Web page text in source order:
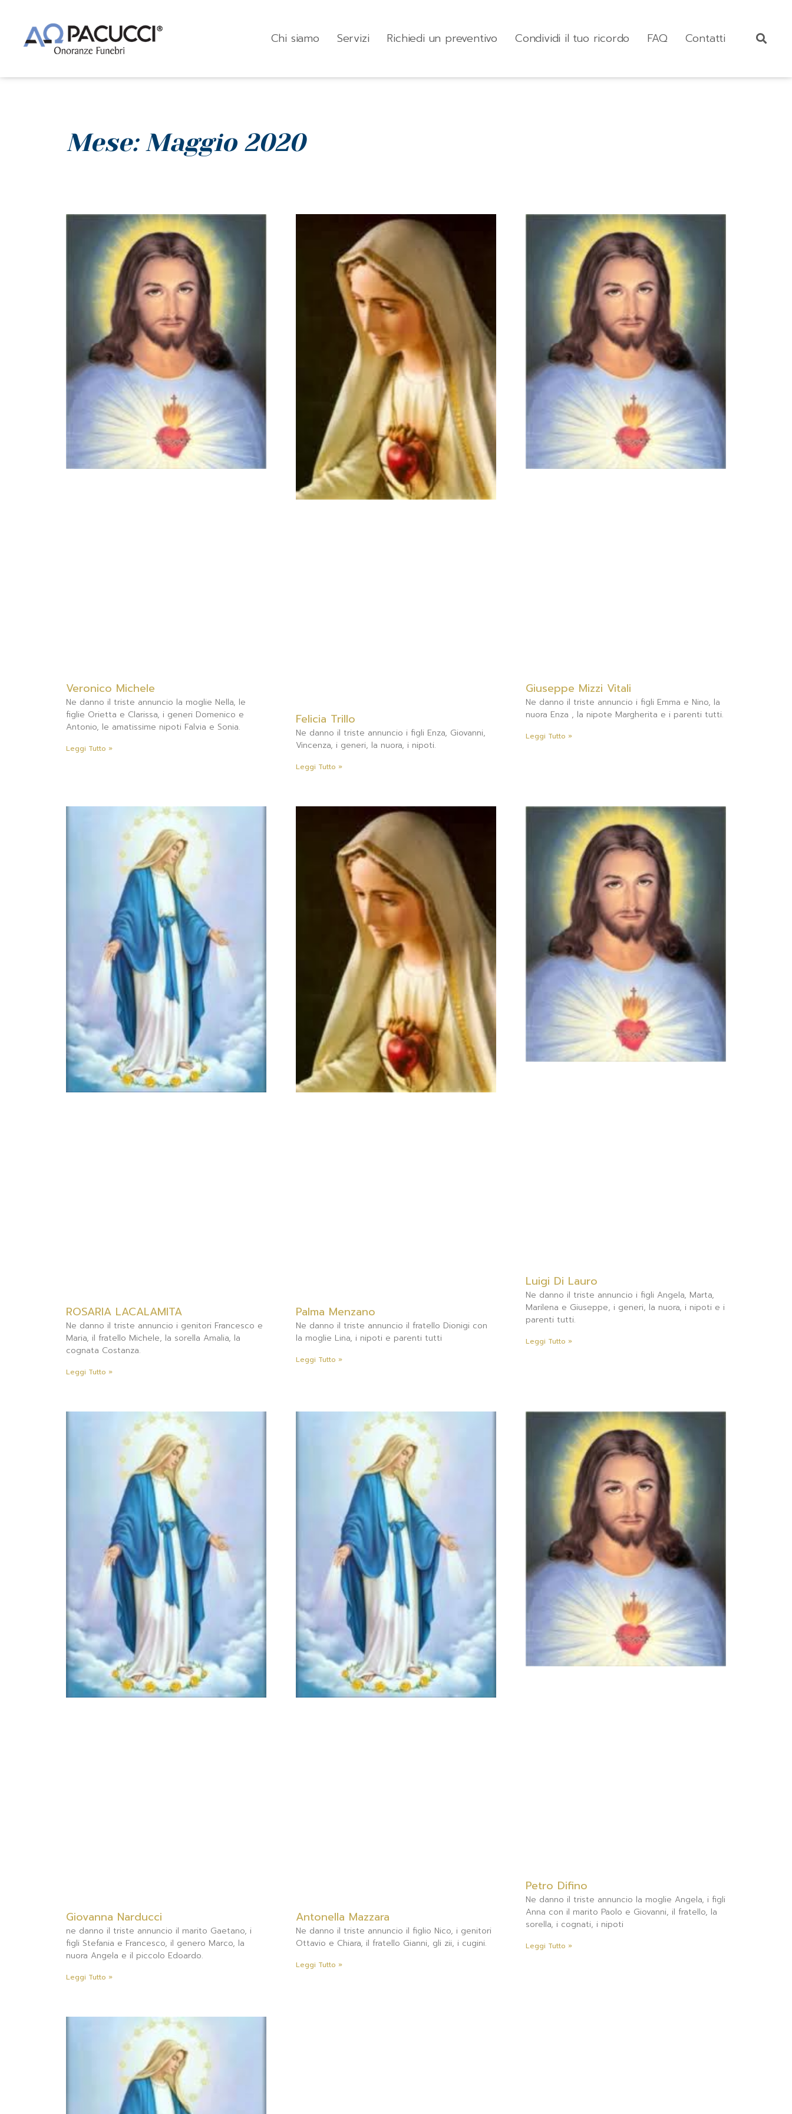
Chi siamo Servizi Richiedi un preventivo Condividi il tuo ricordo FAQ Contatti
Mese: Maggio 2020
Veronico Michele
Ne danno il triste annuncio la moglie Nella, le
figlie Orietta e Clarissa, i generi Domenico e
Antonio, le amatissime nipoti Falvia e Sonia.
Leggi Tutto »
Felicia Trillo
Ne danno il triste annuncio i figli Enza, Giovanni,
Vincenza, i generi, la nuora, i nipoti.
Leggi Tutto »
Giuseppe Mizzi Vitali
Ne danno il triste annuncio i figli Emma e Nino, la
nuora Enza , la nipote Margherita e i parenti tutti.
Leggi Tutto »
ROSARIA LACALAMITA
Ne danno il triste annuncio i genitori Francesco e
Maria, il fratello Michele, la sorella Amalia, la
cognata Costanza.
Leggi Tutto »
Palma Menzano
Ne danno il triste annuncio il fratello Dionigi con
la moglie Lina, i nipoti e parenti tutti
Leggi Tutto »
Luigi Di Lauro
Ne danno il triste annuncio i figli Angela, Marta,
Marilena e Giuseppe, i generi, la nuora, i nipoti e i
parenti tutti.
Leggi Tutto »
Giovanna Narducci
ne danno il triste annuncio il marito Gaetano, i
figli Stefania e Francesco, il genero Marco, la
nuora Angela e il piccolo Edoardo.
Leggi Tutto »
Antonella Mazzara
Ne danno il triste annuncio il figlio Nico, i genitori
Ottavio e Chiara, il fratello Gianni, gli zii, i cugini.
Leggi Tutto »
Petro Difino
Ne danno il triste annuncio la moglie Angela, i figli
Anna con il marito Paolo e Giovanni, il fratello, la
sorella, i cognati, i nipoti
Leggi Tutto »